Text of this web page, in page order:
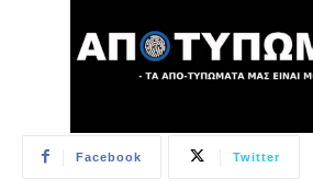
Facebook Twitter